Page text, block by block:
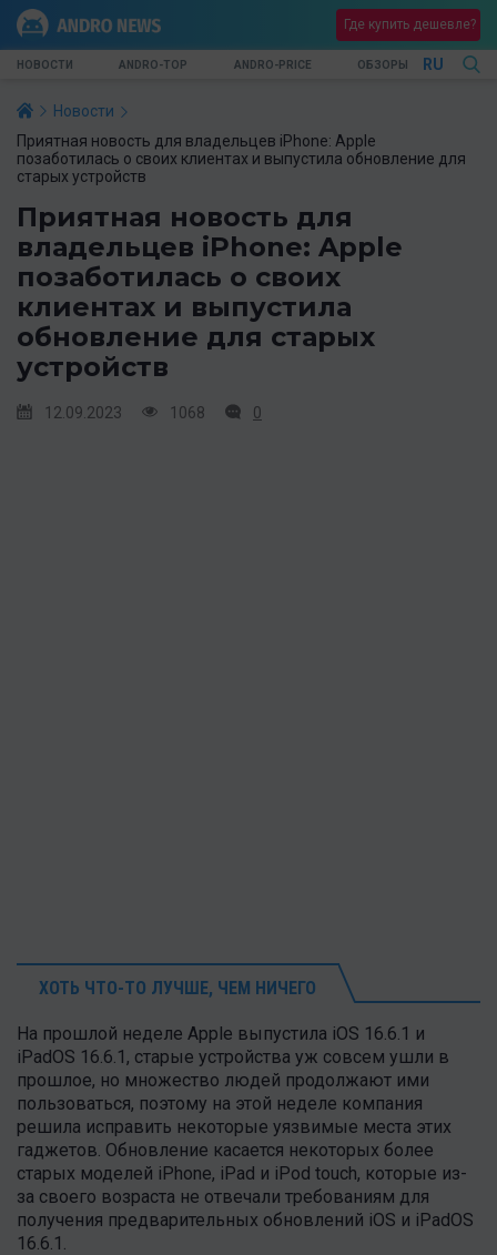
Где купить дешевле?
НОВОСТИ ANDRO-TOP ANDRO-PRICE ОБЗОРЫ RU
Новости
Приятная новость для владельцев iPhone: Apple
позаботилась о своих клиентах и выпустила обновление для
старых устройств
Приятная новость для
владельцев iPhone: Apple
позаботилась о своих
клиентах и выпустила
обновление для старых
устройств
12.09.2023 1068 0
ХОТЬ ЧТО-ТО ЛУЧШЕ, ЧЕМ НИЧЕГО
На прошлой неделе Apple выпустила iOS 16.6.1 и
iPadOS 16.6.1, старые устройства уж совсем ушли в
прошлое, но множество людей продолжают ими
пользоваться, поэтому на этой неделе компания
решила исправить некоторые уязвимые места этих
гаджетов. Обновление касается некоторых более
старых моделей iPhone, iPad и iPod touch, которые из-
за своего возраста не отвечали требованиям для
получения предварительных обновлений iOS и iPadOS
16.6.1.